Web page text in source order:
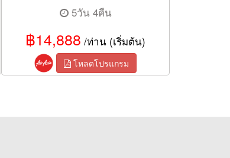
5วัน 4คืน
฿14,888 /ท่าน (เริ่มต้น)
โหลดโปรแกรม